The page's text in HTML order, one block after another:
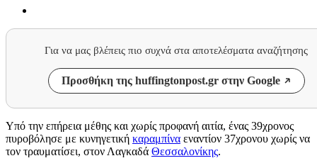
Για να μας βλέπεις πιο συχνά στα αποτελέσματα αναζήτησης
Προσθήκη της huffingtonpost.gr στην Google
Υπό την επήρεια μέθης και χωρίς προφανή αιτία, ένας 39χρονος
πυροβόλησε με κυνηγετική καραμπίνα εναντίον 37χρονου χωρίς να
τον τραυματίσει, στον Λαγκαδά Θεσσαλονίκης.